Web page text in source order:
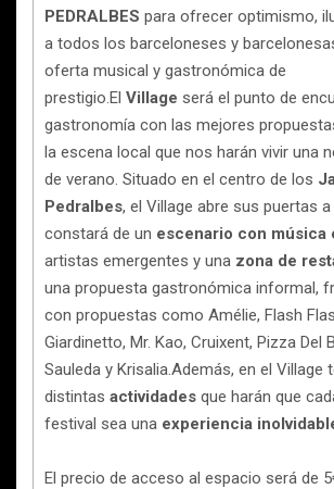
PEDRALBES para ofrecer optimismo,
a todos los barceloneses y
oferta musical y gastronómica de
prestigio.El Village será el punto de
gastronomía con las mejores
la escena local que nos harán vivir una
de verano. Situado en el centro de los
Pedralbes, el Village abre sus puertas
constará de un escenario con música
artistas emergentes y una zona de
una propuesta gastronómica informal,
con propuestas como Amélie, Flash
Giardinetto, Mr. Kao, Cruixent, Pizza Del
Sauleda y Krisalia.Además, en el Village
distintas actividades que harán que
festival sea una experiencia
El precio de acceso al espacio será de